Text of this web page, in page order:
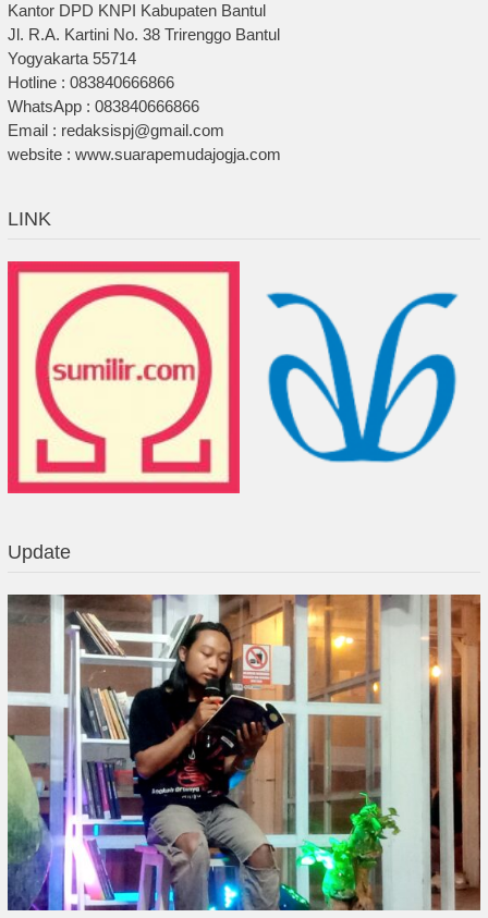
Kantor DPD KNPI Kabupaten Bantul
Jl. R.A. Kartini No. 38 Trirenggo Bantul
Yogyakarta 55714
Hotline : 083840666866
WhatsApp : 083840666866
Email : redaksispj@gmail.com
website : www.suarapemudajogja.com
LINK
Update